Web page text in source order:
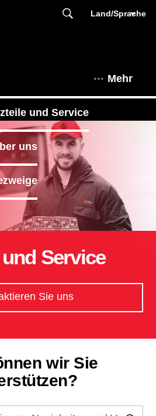
Land/Sprache
Mehr
und Service
uns
Service
Sie uns
wir Sie